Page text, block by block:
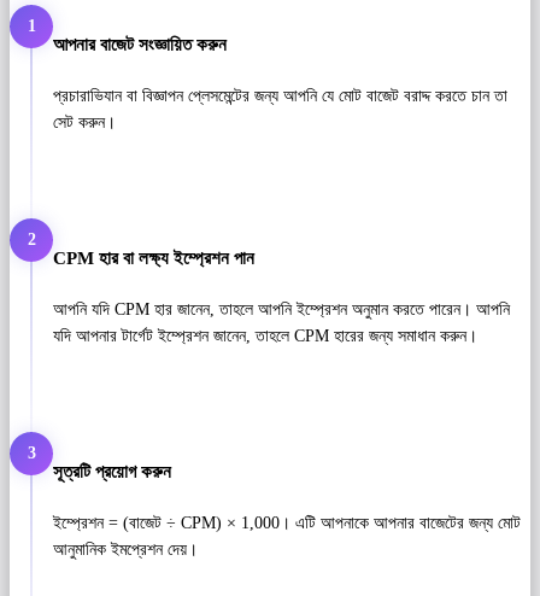
1
আপনার বাজেট সংজ্ঞায়িত করুন
প্রচারাভিযান বা বিজ্ঞাপন প্লেসমেন্টের জন্য আপনি যে মোট বাজেট বরাদ্দ করতে চান তা
সেট করুন।
2
CPM হার বা লক্ষ্য ইম্প্রেশন পান
আপনি যদি CPM হার জানেন, তাহলে আপনি ইম্প্রেশন অনুমান করতে পারেন। আপনি
যদি আপনার টার্গেট ইম্প্রেশন জানেন, তাহলে CPM হারের জন্য সমাধান করুন।
3
সূত্রটি প্রয়োগ করুন
ইম্প্রেশন = (বাজেট ÷ CPM) × 1,000। এটি আপনাকে আপনার বাজেটের জন্য মোট
আনুমানিক ইমপ্রেশন দেয়।